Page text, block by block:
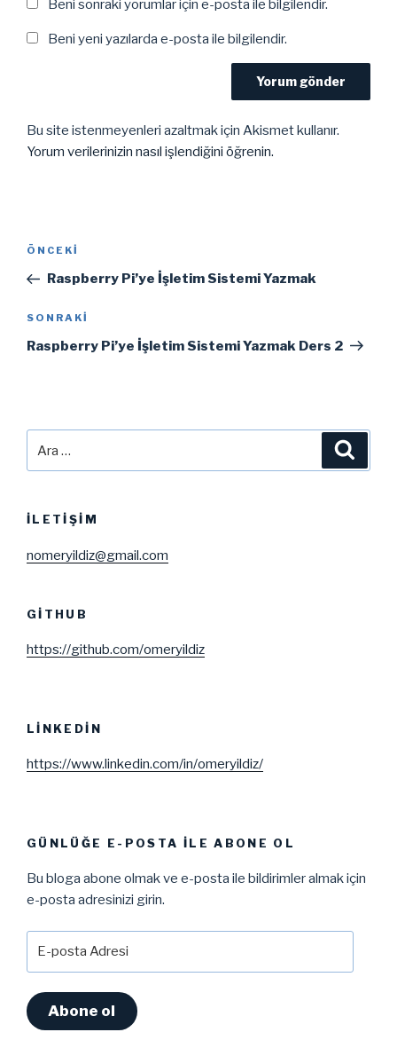
Beni sonraki yorumlar için e-posta ile bilgilendir.
Beni yeni yazılarda e-posta ile bilgilendir.
Bu site istenmeyenleri azaltmak için Akismet kullanır.
Yorum verilerinizin nasıl işlendiğini öğrenin.
Yazı
Önceki
Yazı
ÖNCEKI
Raspberry Pi’ye İşletim Sistemi Yazmak
Sonraki
Yazı
SONRAKI
Raspberry Pi’ye İşletim Sistemi Yazmak Ders 2
İLETIŞIM
nomeryildiz@gmail.com
GITHUB
https://github.com/omeryildiz
LINKEDIN
https://www.linkedin.com/in/omeryildiz/
GÜNLÜĞE E-POSTA ILE ABONE OL
Bu bloga abone olmak ve e-posta ile bildirimler almak için
e-posta adresinizi girin.
posta
Abone ol